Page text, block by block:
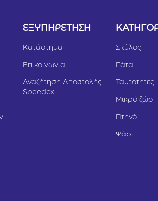
ΕΞΥΠΗΡΕΤΗΣΗ
Κατάστημα
Επικοινωνία
Αναζήτηση Αποστολής
Speedex
Σκύλος
Γάτα
Ταυτότητες
Μικρό ζώο
Πτηνό
Ψάρι